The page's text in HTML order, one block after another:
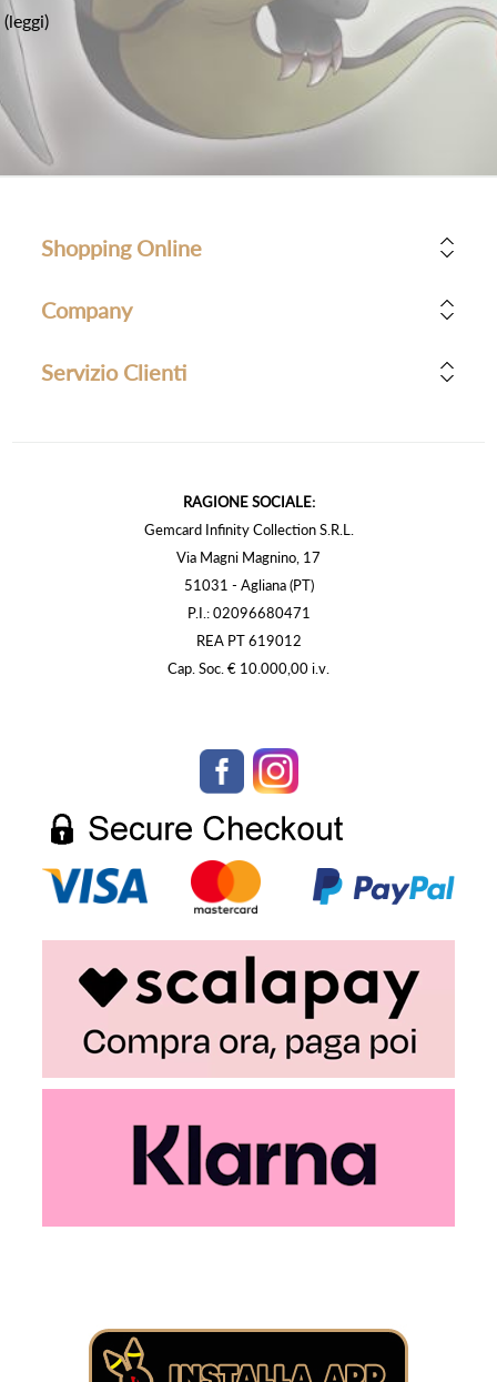
(leggi)
Shopping Online
Company
Servizio Clienti
RAGIONE SOCIALE:
Gemcard Infinity Collection S.R.L.
Via Magni Magnino, 17
51031 - Agliana (PT)
P.I.: 02096680471
REA PT 619012
Cap. Soc. € 10.000,00 i.v.